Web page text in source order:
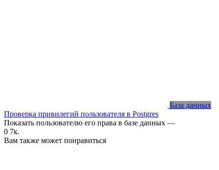
База данных
Проверка привилегий пользователя в Postgres
Показать пользователю его права в базе данных —
0 7к.
Вам также может понравиться